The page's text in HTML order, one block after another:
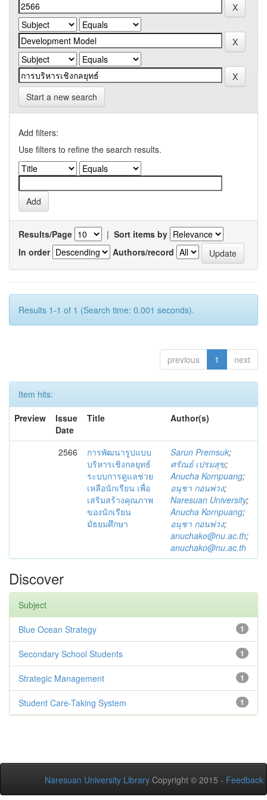
Start a new search
Add filters:
Use filters to refine the search results.
Results/Page | Sort items by
In order
Authors/record
Results 1-1 of 1 (Search time: 0.001 seconds).
previous 1 next
Item hits:
Preview
Issue
Date
Title Author(s)
2566
การพัฒนารูปแบบ
บริหารเชิงกลยุทธ์
ระบบการดูแลช่วย
เหลือนักเรียน เพื่อ
เสริมสร้างคุณภาพ
ของนักเรียน
มัธยมศึกษา
Sarun Premsuk;
ศรัณย์ เปรมสุข;
Anucha Kornpuang;
อนุชา กอนพ่วง;
Naresuan University;
Anucha Kornpuang;
อนุชา กอนพ่วง;
anuchako@nu.ac.th;
anuchako@nu.ac.th
Discover
Subject
1
Blue Ocean Strategy
1
Secondary School Students
1
Strategic Management
1
Student Care-Taking System
Naresuan University Library Copyright © 2015 - Feedback